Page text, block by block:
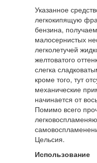
Указанное
легкокипящую
бензина,
малосернистых
легколетучей
желтоватого
слегка
кроме того, тут
механические
начинается от
Помимо всего
Цельсия.
Использование